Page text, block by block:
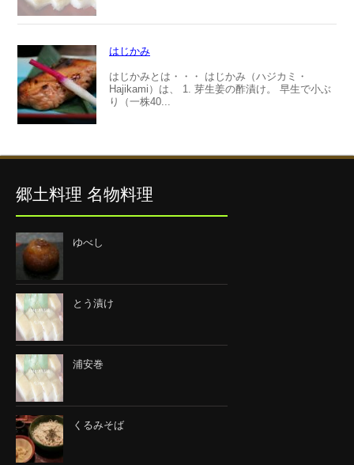
はじかみ
はじかみとは・・・ はじかみ（ハジカミ・
Hajikami）は、 1. 芽生姜の酢漬け。 早生で小ぶ
り（一株40...
郷土料理 名物料理
ゆべし
とう漬け
浦安巻
くるみそば